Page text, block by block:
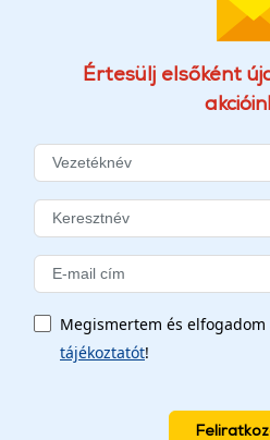
Értesülj elsőként
Megismertem és elfogadom
tájékoztatót!